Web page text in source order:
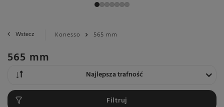
Wstecz Konesso 565 mm
565 mm
Zmień sortowanie
Najlepsza trafność
Filtruj